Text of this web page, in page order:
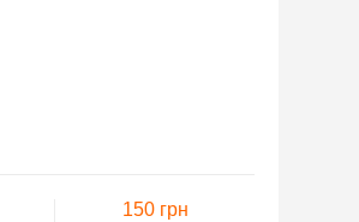
150 грн